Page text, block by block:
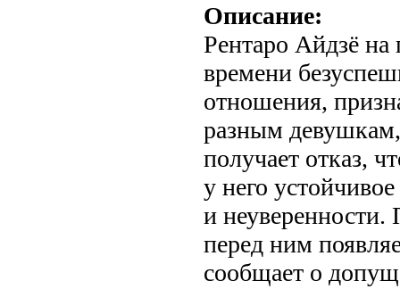
Описание:
Рентаро Айдзё на
времени
отношения,
разным
получает отказ,
у него
и неуверенности.
перед ним
сообщает о